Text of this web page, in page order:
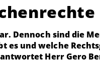
Dennoch sind die
es und welche
Herr Gero